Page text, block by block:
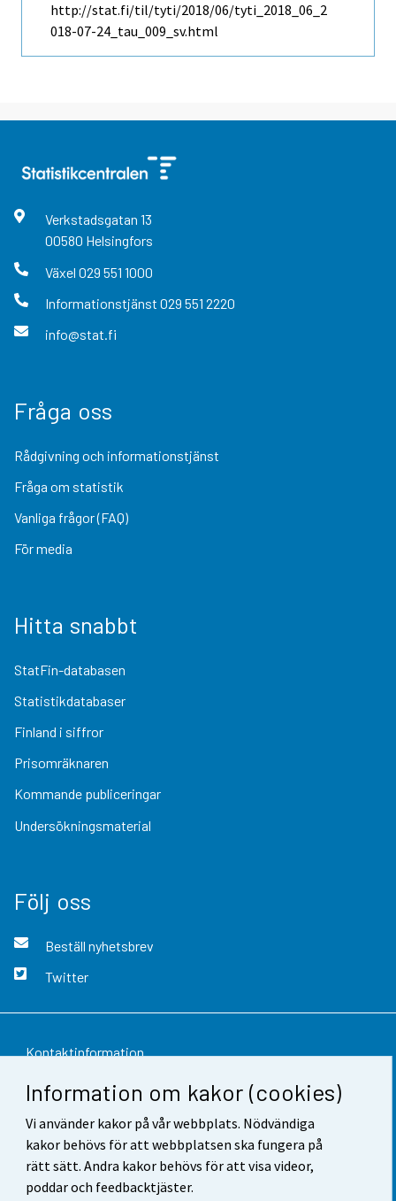
Information om kakor (cookies)
Vi använder kakor på vår webbplats. Nödvändiga
kakor behövs för att webbplatsen ska fungera på
rätt sätt. Andra kakor behövs för att visa videor,
poddar och feedbacktjäster.
http://stat.fi/til/tyti/2018/06/tyti_2018_06_2
018-07-24_tau_009_sv.html
Verkstadsgatan 13
00580 Helsingfors
Växel 029 551 1000
Informationstjänst 029 551 2220
info@stat.fi
Fråga oss
Rådgivning och informationstjänst
Fråga om statistik
Vanliga frågor (FAQ)
För media
Hitta snabbt
StatFin-databasen
Statistikdatabaser
Finland i siffror
Prisomräknaren
Kommande publiceringar
Undersökningsmaterial
Följ oss
Beställ nyhetsbrev
Twitter
Kontaktinformation
Respons
Användarvillkor
Dataskydd
Tillgänglighet